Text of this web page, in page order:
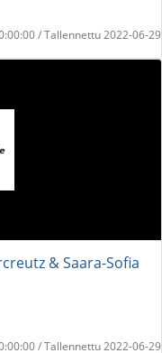
/ Tallennettu 2022-06-29
& Saara-Sofia
/ Tallennettu 2022-06-29